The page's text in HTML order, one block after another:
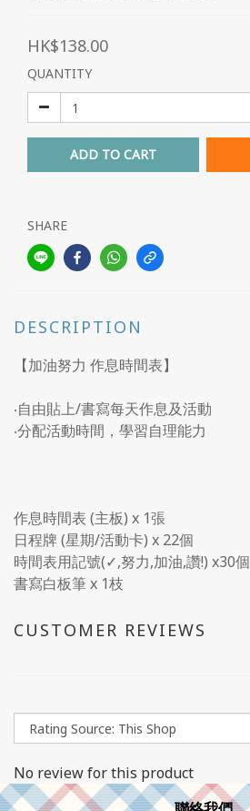
HK$138.00
QUANTITY
ADD TO CART
SHARE
DESCRIPTION
【加油努力 作息時間表】
‧自由貼上/書寫每天作息及活動
‧分配活動時間，學習自理能力
作息時間表 (主板) x 1張
日程牌 (星期/活動卡) x 22個
時間表用記號(✓,努力,加油,讚!) x30個
書寫白板筆 x 1枝
CUSTOMER REVIEWS
No review for this product